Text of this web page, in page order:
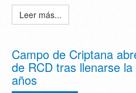
Leer más...
Campo de Criptana
de RCD tras llenarse
años